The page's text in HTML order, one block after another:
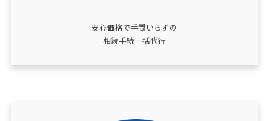
安心価格で手間いらずの
相続手続一括代行